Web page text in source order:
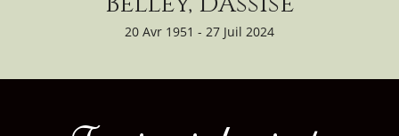
20 Avr 1951 - 27 Juil 2024